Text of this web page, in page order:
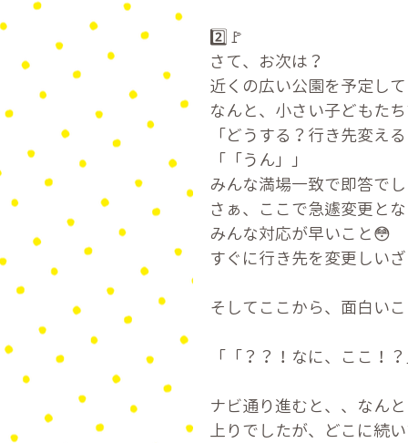
2️⃣🚩
さて、お次は？
近くの広い公園を予定し
なんと、小さい子どもた
「どうする？行き先変え
「「うん」」
みんな満場一致で即答で
さぁ、ここで急遽変更と
みんな対応が早いこと😳
すぐに行き先を変更しい
そしてここから、面白い
「「？？！なに、ここ！
ナビ通り進むと、、なん
上りでしたが、どこに続